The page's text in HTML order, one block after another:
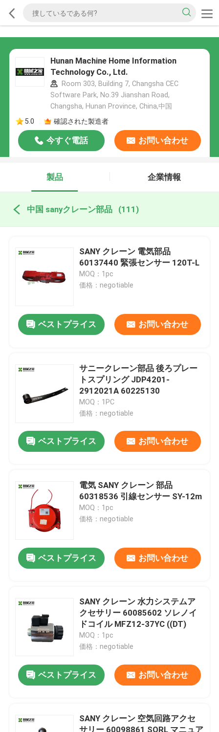
Hunan Machine Home Information
Technology Co., Ltd.
Room 303, Building 7, Changsha CEC
Software Park, No.39 Jianshan Road,
Changsha, Hunan Province, China,中国
5.0
確認された製造者
今すぐ電話 お問い合わせ
製品 企業情報
中国 sanyクレーン部品 (111)
SANY クレーン 電気部品
60137440 緊張センサー 120T-L
MOQ：1pc
価格：negotiable
ベストプライス お問い合わせ
サニークレーン部品 後ろプレー
トスプリング JDP4201-
2912021A 60225130
MOQ：1PC
価格：negotiable
ベストプライス お問い合わせ
電気 SANY クレーン 部品
60318536 引線センサー SY-12m
MOQ：1pc
価格：negotiable
ベストプライス お問い合わせ
SANY クレーン 水力システムア
クセサリー 60085602 ソレノイ
ドコイル MFZ12-37YC ((DT)
MOQ：1pc
価格：negotiable
ベストプライス お問い合わせ
SANY クレーン 空気回路アクセ
サリー 60098861 SORL マニュア